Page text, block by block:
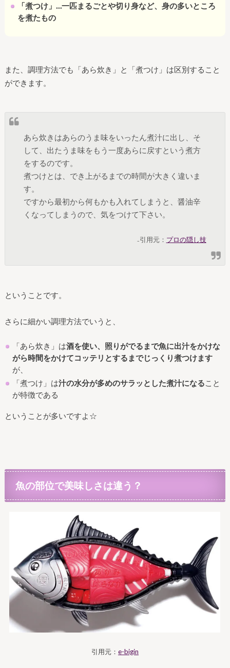
「煮つけ」…一匹まるごとや切り身など、身の多いところ
を煮たもの
また、調理方法でも「あら炊き」と「煮つけ」は区別すること
ができます。
あら炊きはあらのうま味をいったん煮汁に出し、そ
して、出たうま味をもう一度あらに戻すという煮方
をするのです。
煮つけとは、でき上がるまでの時間が大きく違いま
す。
ですから最初から何もかも入れてしまうと、醤油辛
くなってしまうので、気をつけて下さい。
₋引用元： プロの隠し技
ということです。
さらに細かい調理方法でいうと、
「あら炊き」は酒を使い、照りがでるまで魚に出汁をかけな
がら時間をかけてコッテリとするまでじっくり煮つけます
が、
「煮つけ」は汁の水分が多めのサラッとした煮汁になること
が特徴である
ということが多いですよ☆
魚の部位で美味しさは違う？
引用元： e-bigin